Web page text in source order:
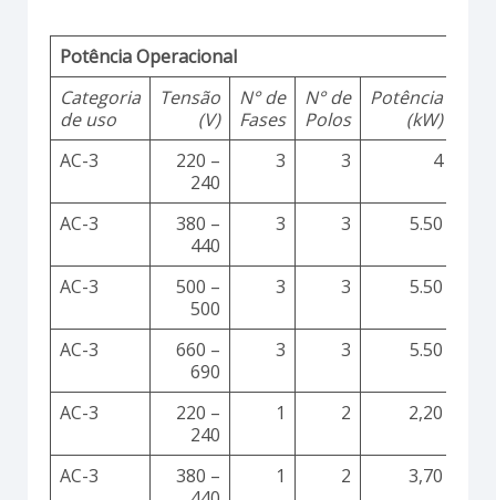
Potência Operacional
Categoria
de uso
Tensão
(V)
N° de
Fases
N° de
Polos
Potência
(kW)
AC-3
220 –
240
3 3 4
AC-3
380 –
440
3 3 5.50
AC-3
500 –
500
3 3 5.50
AC-3
660 –
690
3 3 5.50
AC-3
220 –
240
1 2 2,20
AC-3
380 –
1 2 3,70